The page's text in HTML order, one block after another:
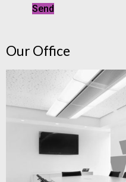
Our Office